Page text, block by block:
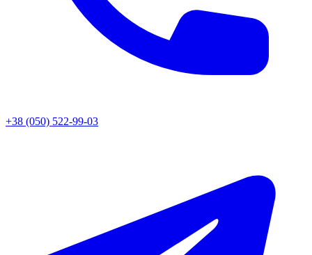
+38 (050) 522-99-03